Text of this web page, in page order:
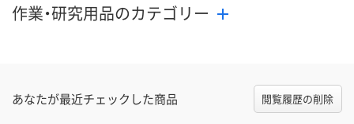
作業・研究用品のカテゴリー
あなたが最近チェックした商品 閲覧履歴の削除